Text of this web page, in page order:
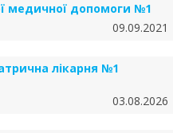
медичної допомоги №1
09.09.2021
лікарня №1
03.08.2026